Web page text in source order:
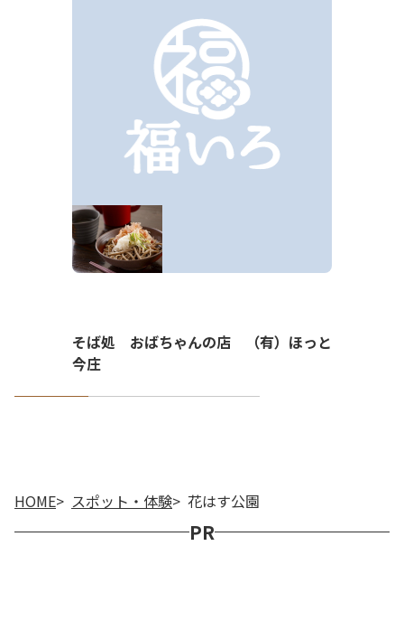
HOME スポット・体験 花はす公園
そば処 おばちゃんの店 （有）ほっと
今庄
PR